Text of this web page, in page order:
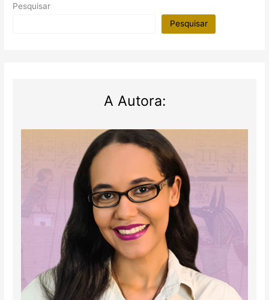
Pesquisar
Pesquisar
A Autora: